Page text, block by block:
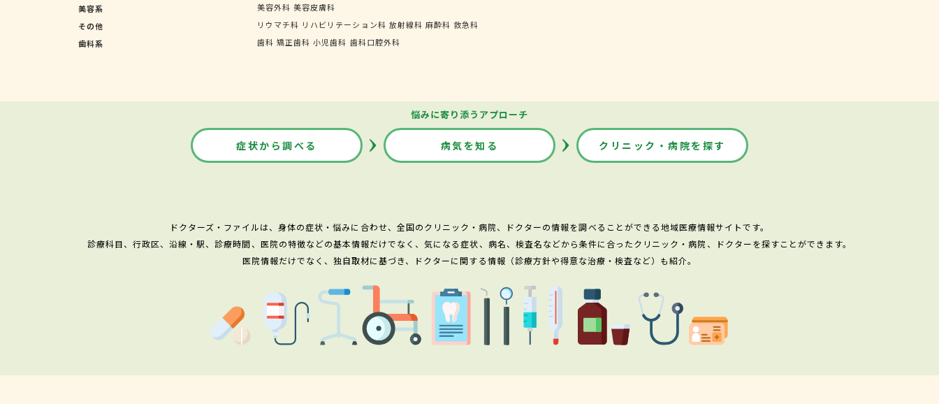
美容系
美容外科 美容皮膚科
その他
リウマチ科 リハビリテーション科 放射線科 麻酔科 救急科
歯科系
歯科 矯正歯科 小児歯科 歯科口腔外科
悩みに寄り添うアプローチ
症状から調べる 病気を知る クリニック・病院を探す
ドクターズ・ファイルは、身体の症状・悩みに合わせ、全国のクリニック・病院、ドクターの情報を調べることができる地域医療情報サイトです。
診療科目、行政区、沿線・駅、診療時間、医院の特徴などの基本情報だけでなく、気になる症状、病名、検査名などから条件に合ったクリニック・病院、ドクターを探すことができます。
医院情報だけでなく、独自取材に基づき、ドクターに関する情報（診療方針や得意な治療・検査など）も紹介。